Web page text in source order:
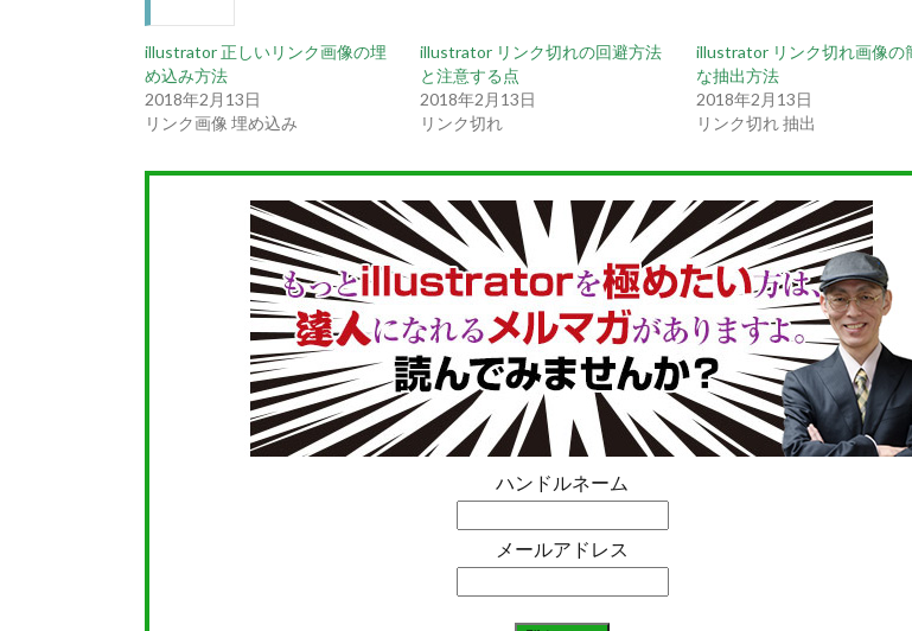
illustrator 正しいリンク画像の埋
め込み方法
2018年2月13日
リンク画像 埋め込み
illustrator リンク切れの回避方法
と注意する点
2018年2月13日
リンク切れ
illustrator リンク切れ画像の
な抽出方法
2018年2月13日
リンク切れ 抽出
ハンドルネーム
メールアドレス